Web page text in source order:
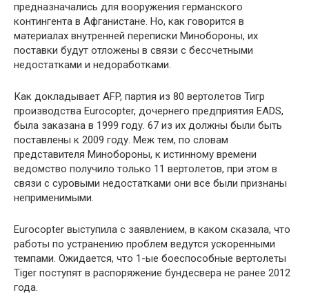
предназначались для вооружения германского
контингента в Афганистане. Но, как говорится в
материалах внутренней переписки Минобороны, их
поставки будут отложены в связи с бессчетными
недостатками и недоработками.
Как докладывает AFP, партия из 80 вертолетов Тигр
производства Eurocopter, дочернего предприятия EADS,
была заказана в 1999 году. 67 из их должны были быть
поставлены к 2009 году. Меж тем, по словам
представителя Минобороны, к истинному времени
ведомство получило только 11 вертолетов, при этом в
связи с суровыми недостатками они все были признаны
неприменимыми.
Eurocopter выступила с заявлением, в каком сказала, что
работы по устранению проблем ведутся ускоренными
темпами. Ожидается, что 1-ые боеспособные вертолеты
Tiger поступят в распоряжение бундесвера не ранее 2012
года.